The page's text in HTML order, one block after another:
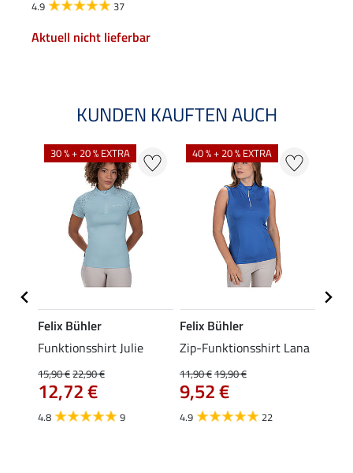
4.9 37
Aktuell nicht lieferbar
KUNDEN KAUFTEN AUCH
30 % + 20 % EXTRA
Felix Bühler
Funktionsshirt Julie
15,90 €22,90 €
12,72 €
4.8 9
40 % + 20 % EXTRA
Felix Bühler
Zip-Funktionsshirt Lana
11,90 €19,90 €
9,52 €
4.9 22